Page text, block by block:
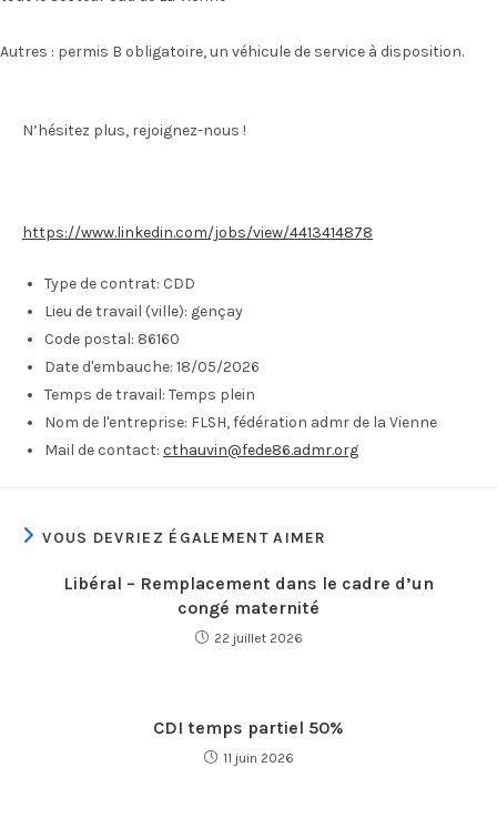
Autres : permis B obligatoire, un véhicule de service à disposition.
N’hésitez plus, rejoignez-nous !
https://www.linkedin.com/jobs/view/4413414878
Type de contrat: CDD
Lieu de travail (ville): gençay
Code postal: 86160
Date d'embauche: 18/05/2026
Temps de travail: Temps plein
Nom de l'entreprise: FLSH, fédération admr de la Vienne
Mail de contact: cthauvin@fede86.admr.org
VOUS DEVRIEZ ÉGALEMENT AIMER
Libéral – Remplacement dans le cadre d’un
congé maternité
22 juillet 2026
CDI temps partiel 50%
11 juin 2026